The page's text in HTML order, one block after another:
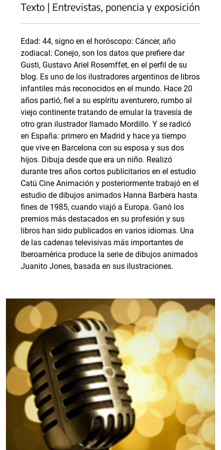
Texto | Entrevistas, ponencia y exposición
Edad: 44, signo en el horóscopo: Cáncer, año
zodiacal: Conejo, son los datos que prefiere dar
Gusti, Gustavo Ariel Rosemffet, en el perfil de su
blog. Es uno de los ilustradores argentinos de libros
infantiles más reconocidos en el mundo. Hace 20
años partió, fiel a su espíritu aventurero, rumbo al
viejo continente tratando de emular la travesía de
otro gran ilustrador llamado Mordillo. Y se radicó
en España: primero en Madrid y hace ya tiempo
que vive en Barcelona con su esposa y sus dos
hijos. Dibuja desde que era un niño. Realizó
durante tres años cortos publicitarios en el estudio
Catú Cine Animación y posteriormente trabajó en el
estudio de dibujos animados Hanna Barbera hasta
fines de 1985, cuando viajó a Europa. Ganó los
premios más destacados en su profesión y sus
libros han sido publicados en varios idiomas. Una
de las cadenas televisivas más importantes de
Iberoamérica produce la serie de dibujos animados
Juanito Jones, basada en sus ilustraciones.